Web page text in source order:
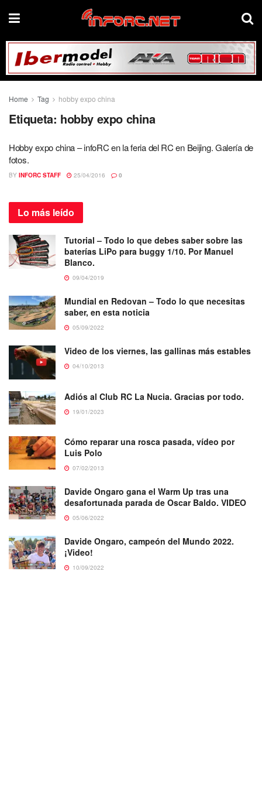
Home Tag hobby expo china
Etiqueta: hobby expo china
Hobby expo china – infoRC en la feria del RC en Beijing. Galería de
fotos.
BY INFORC STAFF 25/04/2016 0
Lo más leído
Tutorial – Todo lo que debes saber sobre las
baterías LiPo para buggy 1/10. Por Manuel
Blanco.
09/04/2019
Mundial en Redovan – Todo lo que necesitas
saber, en esta noticia
05/09/2022
Video de los viernes, las gallinas más estables
04/10/2013
Adiós al Club RC La Nucia. Gracias por todo.
19/01/2023
Cómo reparar una rosca pasada, vídeo por
Luis Polo
07/02/2013
Davide Ongaro gana el Warm Up tras una
desafortunada parada de Oscar Baldo. VIDEO
05/06/2022
Davide Ongaro, campeón del Mundo 2022.
¡Video!
10/09/2022